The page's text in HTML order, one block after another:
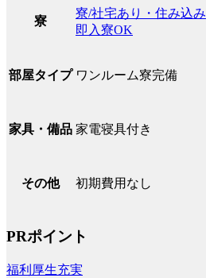
寮
寮/社宅あり・住み込み
即入寮OK
部屋タイプ ワンルーム寮完備
家具・備品 家電寝具付き
その他 初期費用なし
PRポイント
福利厚生充実